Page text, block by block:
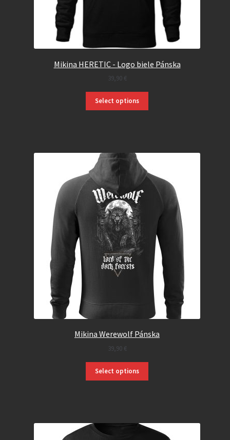
Mikina HERETIC - Logo biele Pánska
39,90 €
Select options
Mikina Werewolf Pánska
39,90 €
Select options